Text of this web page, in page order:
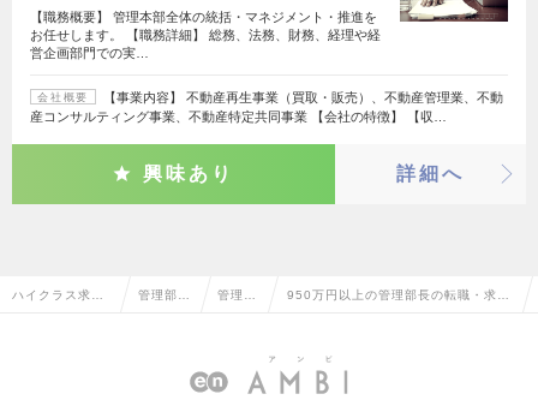
【職務概要】 管理本部全体の統括・マネジメント・推進を
お任せします。 【職務詳細】 総務、法務、財務、経理や経
営企画部門での実…
会社概要
【事業内容】 不動産再生事業（買取・販売）、不動産管理業、不動
産コンサルティング事業、不動産特定共同事業 【会社の特徴】 【収…
興味あり 詳細へ
ハイクラス求人 管理部門 管理部 950万円以上の管理部長の転職・求人